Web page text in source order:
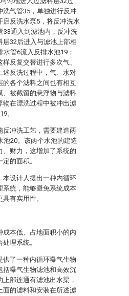
气管35，单独进行反冲
启反洗水泵5，将反冲洗水
33通入到滤池内，反冲洗
32后进入与滤池上部相
管6流入反排水池19；
反复交替进行多次气、
述反洗过程中，气、水对
各个滤料之间也有相互
、被截留的悬浮物与滤料
物在漂洗过程中被冲出滤
。
反冲洗工艺，需要建造两
池20。该两个水池的建造
财力，这增加了系统的
的面积。
本设计人提出一种内循环
系统，能够避免系统成本
有实用性。
本低、占地面积小的内
理系统。
供了一种内循环曝气生物
括曝气生物滤池和高效沉
部连通有滤池出水渠，
面的滤料和安装在所述滤